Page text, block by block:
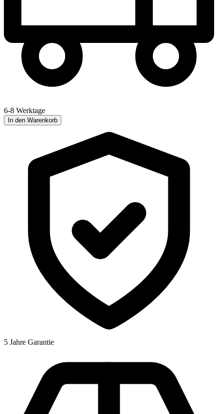
6-8 Werktage
In den Warenkorb
5 Jahre Garantie